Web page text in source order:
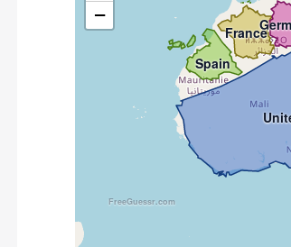
FreeGuessr.com
Spain
France
−